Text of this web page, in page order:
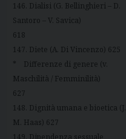
146. Dialisi (G. Bellinghieri – D.
Santoro – V. Savica)
618
147. Diete (A. Di Vincenzo) 625
* Differenze di genere (v.
Maschilità / Femminilità)
627
148. Dignità umana e bioetica (J.
M. Haas) 627